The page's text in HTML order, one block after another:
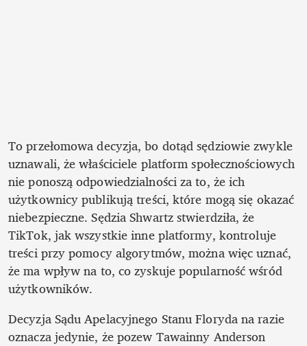
To przełomowa decyzja, bo dotąd sędziowie zwykle
uznawali, że właściciele platform społecznościowych
nie ponoszą odpowiedzialności za to, że ich
użytkownicy publikują treści, które mogą się okazać
niebezpieczne. Sędzia Shwartz stwierdziła, że
TikTok, jak wszystkie inne platformy, kontroluje
treści przy pomocy algorytmów, można więc uznać,
że ma wpływ na to, co zyskuje popularność wśród
użytkowników.
Decyzja Sądu Apelacyjnego Stanu Floryda na razie
oznacza jedynie, że pozew Tawainny Anderson